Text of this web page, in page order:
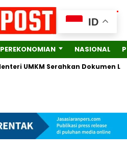
PEREKONOMIAN NASIONAL
UMKM Serahkan Dokumen
ID